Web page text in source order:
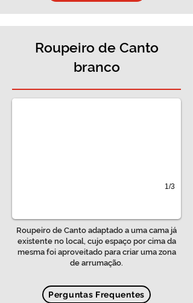
Roupeiro de Canto
branco
Roupeiro de Canto branco
1/3
Roupeiro de Canto adaptado a uma cama já
existente no local, cujo espaço por cima da
mesma foi aproveitado para criar uma zona
de arrumação.
Perguntas Frequentes